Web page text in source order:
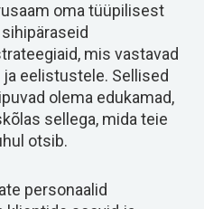
oma tüüpilisest
mis vastavad
eelistustele. Sellised
olema edukamad,
sellega, mida teie
otsib.
personaalid